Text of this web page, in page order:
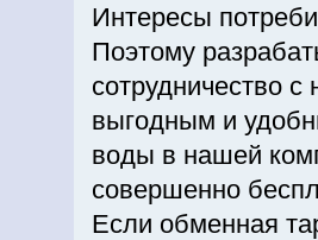
Интересы
Поэтому
сотрудничество
выгодным и
воды в нашей
совершенно
Если обменная